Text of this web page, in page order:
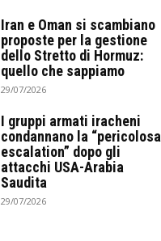
Iran e Oman si scambiano
proposte per la gestione
dello Stretto di Hormuz:
quello che sappiamo
29/07/2026
I gruppi armati iracheni
condannano la “pericolosa
escalation” dopo gli
attacchi USA-Arabia
Saudita
29/07/2026